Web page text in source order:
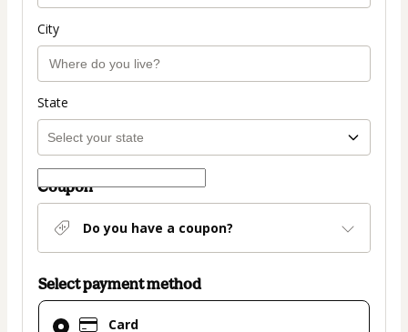
City
State
Coupon
Do you have a coupon?
Select payment method
Card
Card